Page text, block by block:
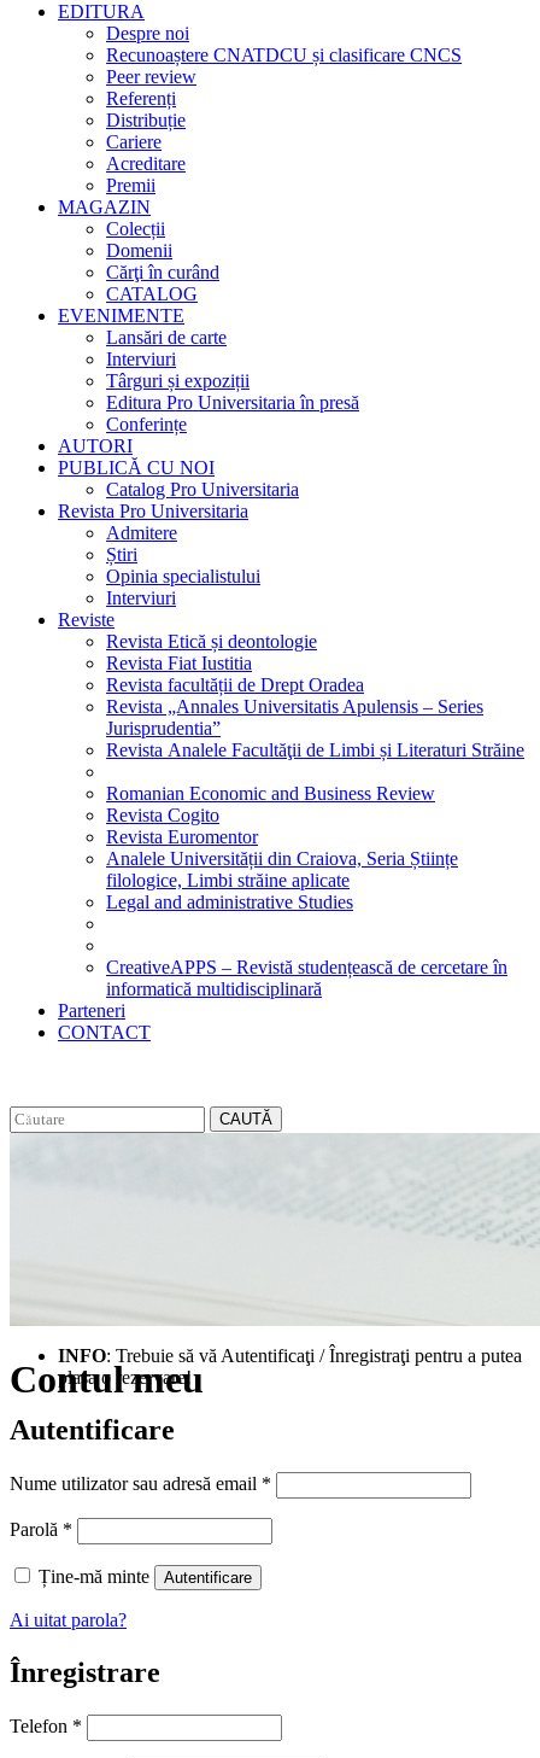
EDITURA
Despre noi
Recunoaștere CNATDCU și clasificare CNCS
Peer review
Referenți
Distribuție
Cariere
Acreditare
Premii
MAGAZIN
Colecții
Domenii
Cărţi în curând
CATALOG
EVENIMENTE
Lansări de carte
Interviuri
Târguri și expoziții
Editura Pro Universitaria în presă
Conferințe
AUTORI
PUBLICĂ CU NOI
Catalog Pro Universitaria
Revista Pro Universitaria
Admitere
Știri
Opinia specialistului
Interviuri
Reviste
Revista Etică și deontologie
Revista Fiat Iustitia
Revista facultății de Drept Oradea
Revista „Annales Universitatis Apulensis – Series
Jurisprudentia”
Revista Analele Facultăţii de Limbi și Literaturi Străine
Romanian Economic and Business Review
Revista Cogito
Revista Euromentor
Analele Universității din Craiova, Seria Științe
filologice, Limbi străine aplicate
Legal and administrative Studies
CreativeAPPS – Revistă studențească de cercetare în
informatică multidisciplinară
Parteneri
CONTACT
CAUTĂ
Contul meu
INFO: Trebuie să vă Autentificaţi / Înregistraţi pentru a putea
plasa o rezervare!
Autentificare
Nume utilizator sau adresă email *
Parolă *
Ține-mă minte Autentificare
Ai uitat parola?
Înregistrare
Telefon *